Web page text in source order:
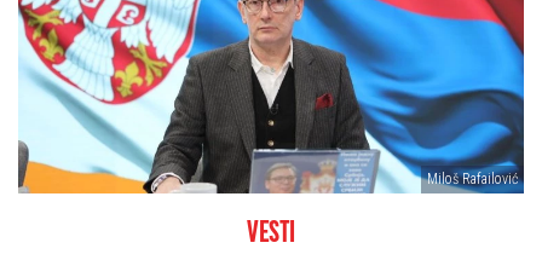
Miloš Rafailović
VESTI